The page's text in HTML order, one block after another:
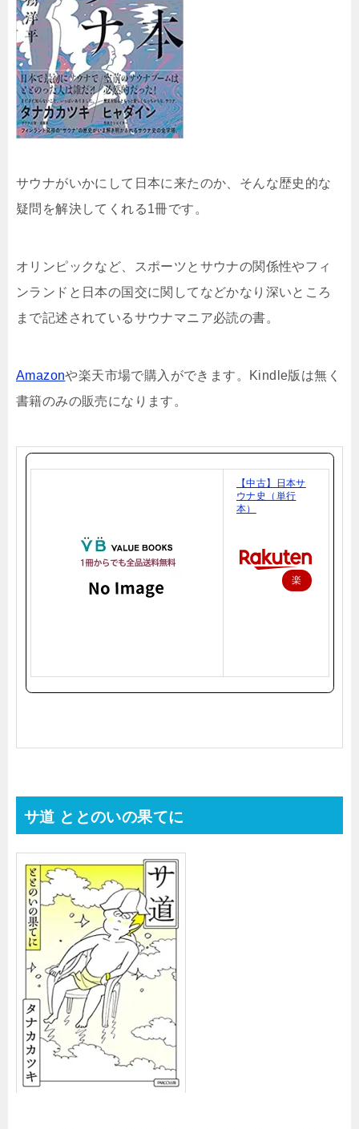
サウナがいかにして日本に来たのか、そんな歴史的な
疑問を解決してくれる1冊です。
オリンピックなど、スポーツとサウナの関係性やフィ
ンランドと日本の国交に関してなどかなり深いところ
まで記述されているサウナマニア必読の書。
Amazonや楽天市場で購入ができます。Kindle版は無く
書籍のみの販売になります。
【中古】日本サ
ウナ史（単行
本）
楽
サ道 ととのいの果てに